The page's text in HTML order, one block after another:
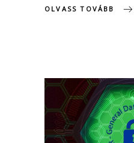
OLVASS TOVÁBB